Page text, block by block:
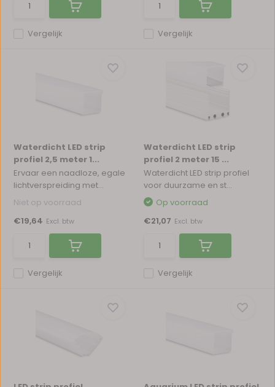
Vergelijk Vergelijk
Waterdicht LED strip
profiel 2,5 meter 1...
Ervaar een naadloze, egale
lichtverspreiding met...
Vergelijk
Niet op voorraad
€19,64 Excl. btw
Waterdicht LED strip
profiel 2 meter 15 ...
Waterdicht LED strip profiel
voor duurzame en st...
Vergelijk
Op voorraad
€21,07 Excl. btw